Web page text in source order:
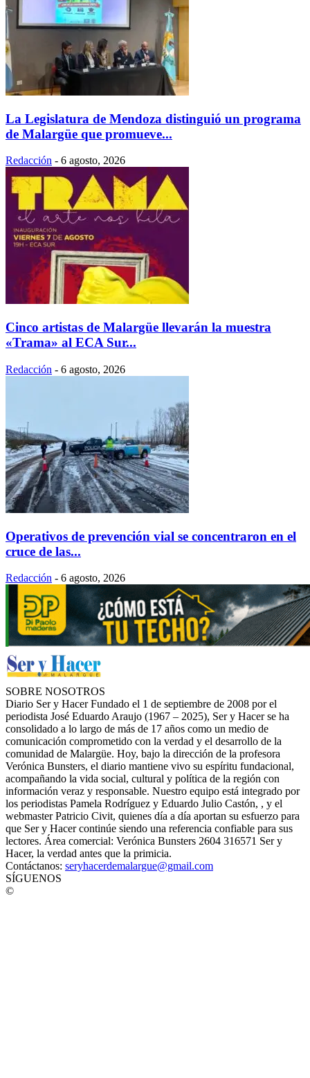
La Legislatura de Mendoza distinguió un programa
de Malargüe que promueve...
Redacción - 6 agosto, 2026
Cinco artistas de Malargüe llevarán la muestra
«Trama» al ECA Sur...
Redacción - 6 agosto, 2026
Operativos de prevención vial se concentraron en el
cruce de las...
Redacción - 6 agosto, 2026
SOBRE NOSOTROS
Diario Ser y Hacer Fundado el 1 de septiembre de 2008 por el
periodista José Eduardo Araujo (1967 – 2025), Ser y Hacer se ha
consolidado a lo largo de más de 17 años como un medio de
comunicación comprometido con la verdad y el desarrollo de la
comunidad de Malargüe. Hoy, bajo la dirección de la profesora
Verónica Bunsters, el diario mantiene vivo su espíritu fundacional,
acompañando la vida social, cultural y política de la región con
información veraz y responsable. Nuestro equipo está integrado por
los periodistas Pamela Rodríguez y Eduardo Julio Castón, , y el
webmaster Patricio Civit, quienes día a día aportan su esfuerzo para
que Ser y Hacer continúe siendo una referencia confiable para sus
lectores. Área comercial: Verónica Bunsters 2604 316571 Ser y
Hacer, la verdad antes que la primicia.
Contáctanos: seryhacerdemalargue@gmail.com
SÍGUENOS
©